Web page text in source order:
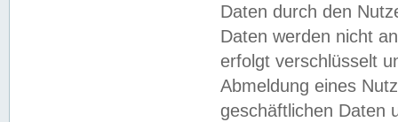
Daten durch den
Daten werden nicht
erfolgt verschlüsselt
Abmeldung eines
geschäftlichen Daten